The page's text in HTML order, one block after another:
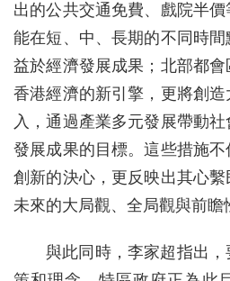
出的公共交通免費、戲院半
能在短、中、長期的不同時
益於經濟發展成果；北部都
香港經濟的新引擎，更將創
入，通過產業多元發展帶動
發展成果的目標。這些措施
創新的決心，更反映出其心
未來的大局觀、全局觀與前瞻
與此同時，李家超指出